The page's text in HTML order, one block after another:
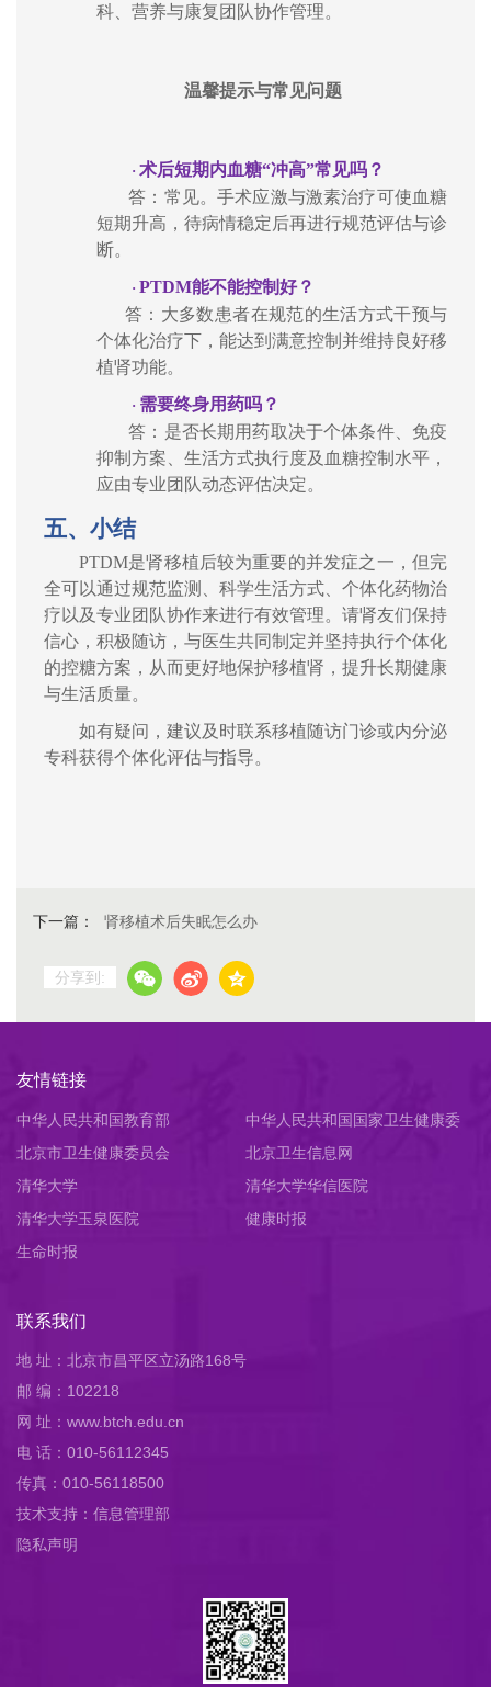
科、营养与康复团队协作管理。
温馨提示与常见问题
· 术后短期内血糖“冲高”常见吗？
答：常见。手术应激与激素治疗可使血糖
短期升高，待病情稳定后再进行规范评估与诊
断。
· PTDM能不能控制好？
答：大多数患者在规范的生活方式干预与
个体化治疗下，能达到满意控制并维持良好移
植肾功能。
· 需要终身用药吗？
答：是否长期用药取决于个体条件、免疫
抑制方案、生活方式执行度及血糖控制水平，
应由专业团队动态评估决定。
五、 小结
PTDM是肾移植后较为重要的并发症之一，但完
全可以通过规范监测、科学生活方式、个体化药物治
疗以及专业团队协作来进行有效管理。请肾友们保持
信心，积极随访，与医生共同制定并坚持执行个体化
的控糖方案，从而更好地保护移植肾，提升长期健康
与生活质量。
如有疑问，建议及时联系移植随访门诊或内分泌
专科获得个体化评估与指导。
下一篇： 肾移植术后失眠怎么办
分享到:
友情链接
中华人民共和国教育部
中华人民共和国国家卫生健康委
员会
北京市卫生健康委员会
北京卫生信息网
清华大学
清华大学华信医院
清华大学玉泉医院
健康时报
生命时报
联系我们
地 址：北京市昌平区立汤路168号
邮 编：102218
网 址：www.btch.edu.cn
电 话：010-56112345
传真：010-56118500
技术支持：信息管理部
隐私声明